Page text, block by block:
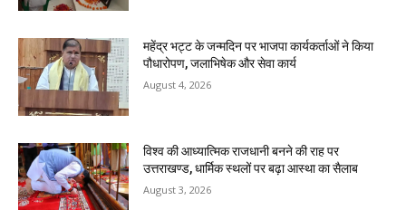
महेंद्र भट्ट के जन्मदिन पर भाजपा कार्यकर्ताओं ने किया
पौधारोपण, जलाभिषेक और सेवा कार्य
August 4, 2026
विश्व की आध्यात्मिक राजधानी बनने की राह पर
उत्तराखण्ड, धार्मिक स्थलों पर बढ़ा आस्था का सैलाब
August 3, 2026